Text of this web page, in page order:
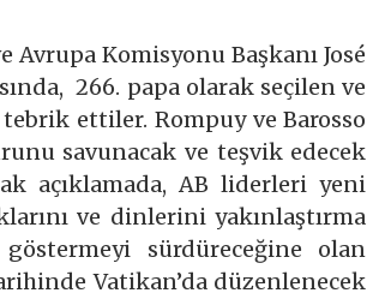
Avrupa Komisyonu Başkanı José
266. papa olarak seçilen ve
tebrik ettiler. Rompuy ve Barosso
savunacak ve teşvik edecek
açıklamada, AB liderleri yeni
ve dinlerini yakınlaştırma
sürdüreceğine olan
Vatikan’da düzenlenecek